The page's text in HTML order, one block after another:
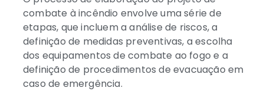
combate à incêndio envolve uma série de
etapas, que incluem a análise de riscos, a
definição de medidas preventivas, a escolha
dos equipamentos de combate ao fogo e a
definição de procedimentos de evacuação em
caso de emergência.